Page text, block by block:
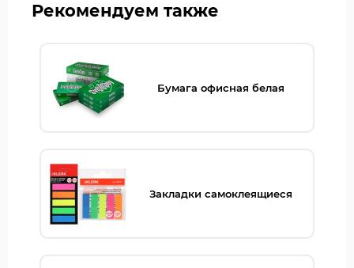
Рекомендуем также
Бумага офисная белая
Закладки самоклеящиеся